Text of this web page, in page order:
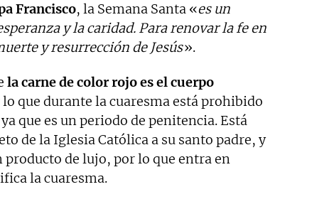
Francisco, la Semana Santa «es un
y la caridad. Para renovar la fe en
y resurrección de Jesús».
la carne de color rojo es el cuerpo
lo que durante la cuaresma está prohibido
que es un periodo de penitencia. Está
de la Iglesia Católica a su santo padre, y
producto de lujo, por lo que entra en
la cuaresma.